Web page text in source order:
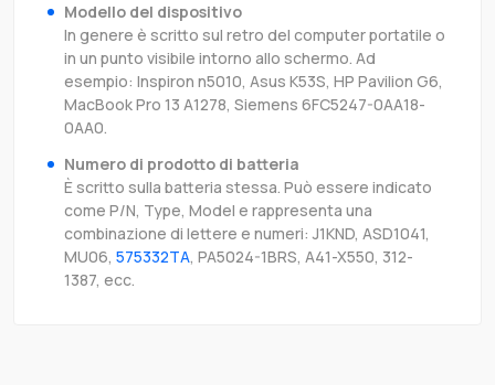
Modello del dispositivo
In genere è scritto sul retro del computer portatile o
in un punto visibile intorno allo schermo. Ad
esempio: Inspiron n5010, Asus K53S, HP Pavilion G6,
MacBook Pro 13 A1278, Siemens 6FC5247-0AA18-
0AA0.
Numero di prodotto di batteria
È scritto sulla batteria stessa. Può essere indicato
come P/N, Type, Model e rappresenta una
combinazione di lettere e numeri: J1KND, ASD1041,
MU06, 575332TA, PA5024-1BRS, A41-X550, 312-
1387, ecc.